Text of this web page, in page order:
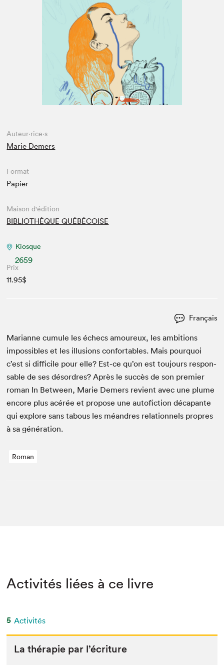
Auteur·rice·s
Marie Demers
Format
Papier
Maison d'édition
BIBLIOTHÈQUE QUÉBÉCOISE
Kiosque
2659
Prix
11.95$
Français
Mar­i­anne cumule les échecs amoureux, les ambi­tions
impos­si­bles et les illu­sions con­fort­a­bles. Mais pourquoi
c’est si dif­fi­cile pour elle? Est-ce qu’on est tou­jours respon­
s­able de ses désor­dres? Après le suc­cès de son pre­mier
roman In Between, Marie Demers revient avec une plume
encore plus acérée et pro­pose une aut­ofic­tion déca­pante
qui explore sans tabous les méan­dres rela­tion­nels pro­pres
à sa génération.
Roman
Activités liées à ce livre
5 Activités
La thérapie par l’écriture